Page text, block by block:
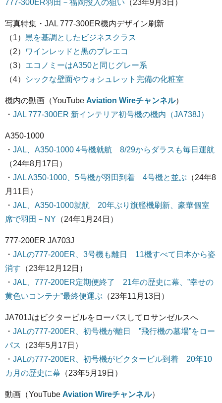
777-300ER羽田－福岡投入の狙い （23年9月3日）
写真特集・JAL 777-300ER機内デザイン刷新
（1） 黒を基調としたビジネスクラス
（2）
ワインレッドと黒のプレエコ
（3） エコノミーはA350と同じグレー系
（4）
シックな壁面やウォシュレット完備の化粧室
機内の動画（YouTube Aviation Wireチャンネル）
・ JAL 777-300ER 新インテリア初号機の機内（JA738J）
A350-1000
・ JAL、A350-1000 4号機就航 8/29からダラスも毎日運航
（24年8月17日）
・ JAL A350-1000、5号機が羽田到着 4号機と並ぶ （24年8
月11日）
・ JAL、A350-1000就航 20年ぶり旗艦機刷新、豪華個室
席で羽田－NY （24年1月24日）
777-200ER JA703J
・ JALの777-200ER、3号機も離日 11機すべて日本から姿
消す （23年12月12日）
・ JAL、777-200ER定期便終了 21年の歴史に幕、”幸せの
黄色いコンテナ”最終便運ぶ （23年11月13日）
JA701Jはビクタービルをローパスしてロサンゼルスへ
・ JALの777-200ER、初号機が離日 ”飛行機の墓場”をロー
パス
（23年5月17日）
・ JALの777-200ER、初号機がビクタービル到着 20年10
カ月の歴史に幕 （23年5月19日）
動画（YouTube Aviation Wireチャンネル）